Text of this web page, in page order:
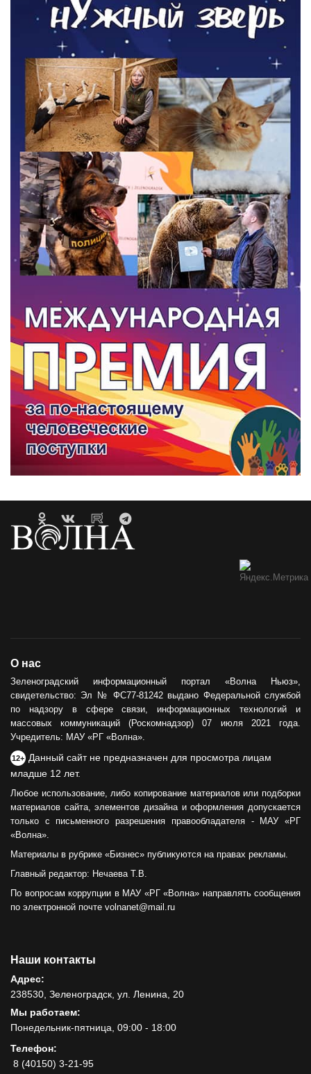
О нас
Зеленоградский информационный портал «Волна Ньюз»,
свидетельство: Эл № ФС77-81242 выдано Федеральной службой
по надзору в сфере связи, информационных технологий и
массовых коммуникаций (Роскомнадзор) 07 июля 2021 года.
Учредитель: МАУ «РГ «Волна».
12+ Данный сайт не предназначен для просмотра лицам
младше 12 лет.
Любое использование, либо копирование материалов или подборки
материалов сайта, элементов дизайна и оформления допускается
только с письменного разрешения правообладателя - МАУ «РГ
«Волна».
Материалы в рубрике «Бизнес» публикуются на правах рекламы.
Главный редактор: Нечаева Т.В.
По вопросам коррупции в МАУ «РГ «Волна» направлять сообщения
по электронной почте volnanet@mail.ru
Наши контакты
Адрес:
238530, Зеленоградск, ул. Ленина, 20
Мы работаем:
Понедельник-пятница, 09:00 - 18:00
Телефон:
8 (40150) 3-21-95